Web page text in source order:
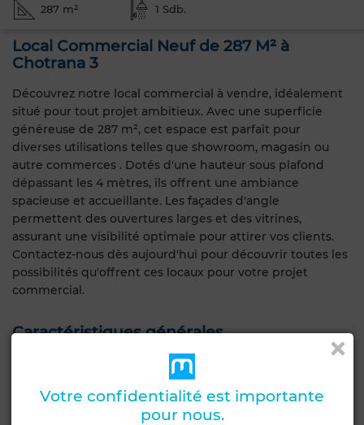
287 m² 1 Sdb.
Local Commercial Neuf de 287 M² à
Chotrana 3
Découvrez notre local commercial à vendre, idéalement
situé pour tout projet ambitieux. Avec une superficie
généreuse de 287 m², cet espace est parfait pour
diverses utilisations telles que showroom, magasin ou
autre commerces . Dotés d'une hauteur sous plafond
dépassant les 4 mètres, ils offrent une ambiance
spacieuse et accueillante. Les façades d'angle
permettent des ouvertures larges et des vitrines,
assurant une visibilité optimale pour attirer vos clients.
Contactez-nous dès aujourd'hui pour découvrir toutes les
possibilités qu'offrent ces locaux pour votre projet
commercial.
Caractéristiques générales
Local commercial
rénové
Votre confidentialité est importante
pour nous.